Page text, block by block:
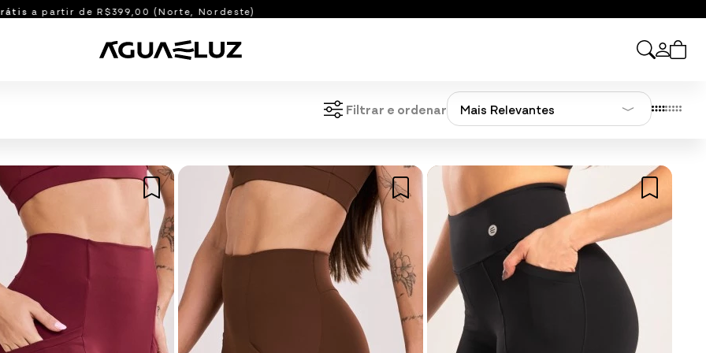
12x sem jurosnos cartões de crédito
Shorts com Bolso
Blusas e Casacos
Casacos
Ver tudo
G
Filtrar e ordenar Mais Relevantes